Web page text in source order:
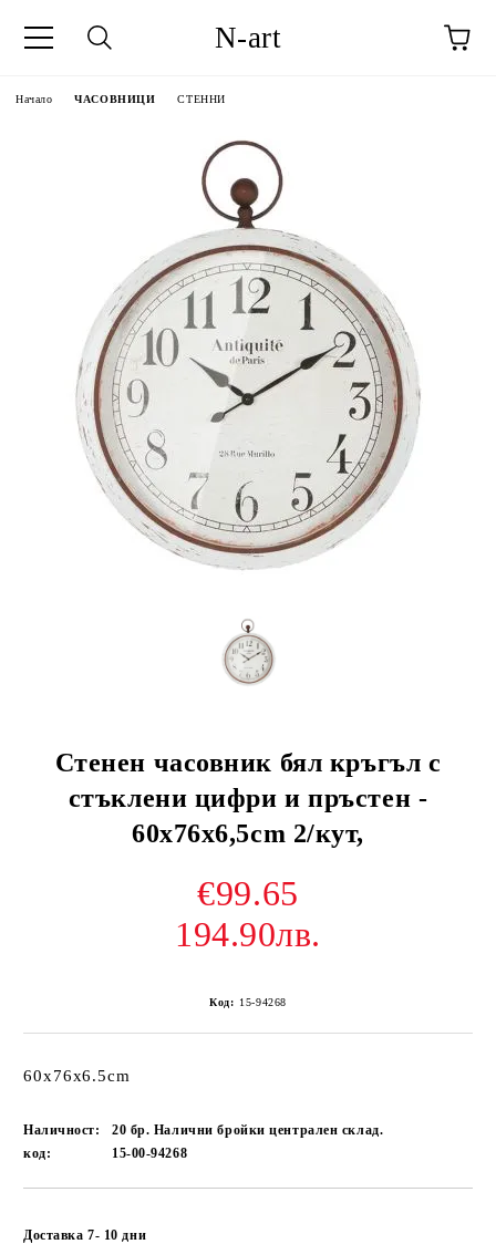
N-art
Начало ЧАСОВНИЦИ СТЕННИ
Стенен часовник бял кръгъл с
стъклени цифри и пръстен -
60x76x6,5cm 2/кут,
€99.65
194.90лв.
Код: 15-94268
60x76x6.5cm
Наличност:
20 бр. Налични бройки централен склад.
код:
15-00-94268
Доставка 7- 10 дни